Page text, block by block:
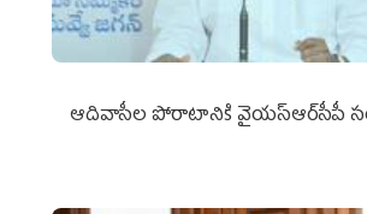
ఆదివాసీల పోరాటానికి వైయ‌స్ఆర్‌సీపీ